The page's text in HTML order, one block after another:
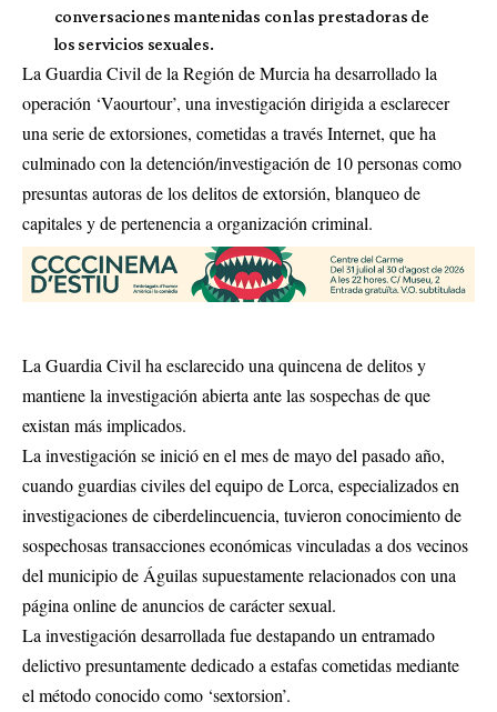
conversaciones mantenidas con las prestadoras de
los servicios sexuales.
La Guardia Civil de la Región de Murcia ha desarrollado la
operación ‘Vaourtour’, una investigación dirigida a esclarecer
una serie de extorsiones, cometidas a través Internet, que ha
culminado con la detención/investigación de 10 personas como
presuntas autoras de los delitos de extorsión, blanqueo de
capitales y de pertenencia a organización criminal.
La Guardia Civil ha esclarecido una quincena de delitos y
mantiene la investigación abierta ante las sospechas de que
existan más implicados.
La investigación se inició en el mes de mayo del pasado año,
cuando guardias civiles del equipo de Lorca, especializados en
investigaciones de ciberdelincuencia, tuvieron conocimiento de
sospechosas transacciones económicas vinculadas a dos vecinos
del municipio de Águilas supuestamente relacionados con una
página online de anuncios de carácter sexual.
La investigación desarrollada fue destapando un entramado
delictivo presuntamente dedicado a estafas cometidas mediante
el método conocido como ‘sextorsion’.